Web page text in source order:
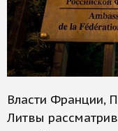
Власти Франции,
Литвы